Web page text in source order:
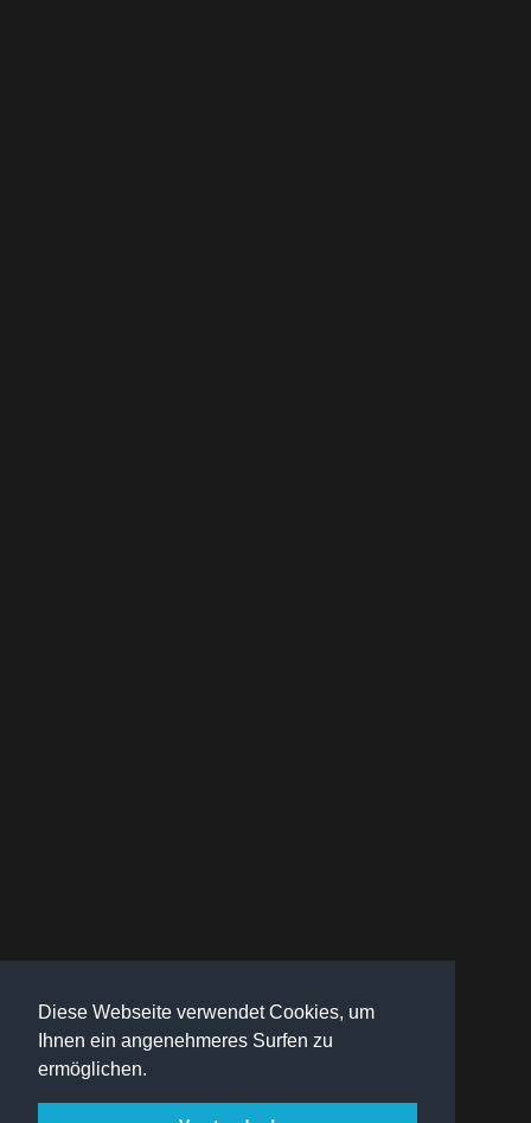
Diese Webseite verwendet Cookies, um
Ihnen ein angenehmeres Surfen zu
ermöglichen.